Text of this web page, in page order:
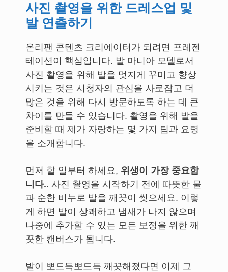
사진 촬영을 위한 드레스업 및
발 연출하기
온리팬 콘텐츠 크리에이터가 되려면 프레젠
테이션이 핵심입니다. 발 마니아 모델로서
사진 촬영을 위해 발을 멋지게 꾸미고 향상
시키는 것은 시청자의 관심을 사로잡고 더
많은 것을 위해 다시 방문하도록 하는 데 큰
차이를 만들 수 있습니다. 촬영을 위해 발을
준비할 때 제가 자랑하는 몇 가지 팁과 요령
을 소개합니다.
먼저 할 일부터 하세요, 위생이 가장 중요합
니다.. 사진 촬영을 시작하기 전에 따뜻한 물
과 순한 비누로 발을 깨끗이 씻으세요. 이렇
게 하면 발이 상쾌하고 냄새가 나지 않으며
나중에 추가할 수 있는 모든 보정을 위한 깨
끗한 캔버스가 됩니다.
발이 뽀드득뽀드득 깨끗해졌다면 이제 그